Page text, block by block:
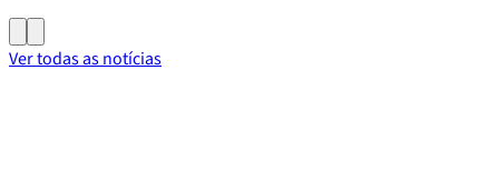
Ver todas as notícias